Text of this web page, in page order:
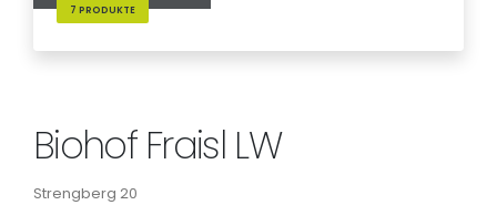
7 PRODUKTE
Biohof Fraisl LW
Strengberg 20